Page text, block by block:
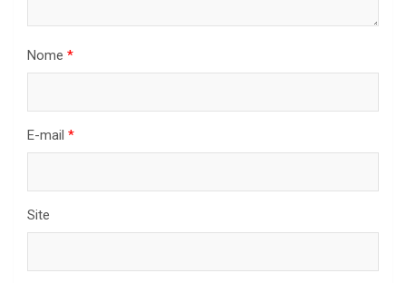
Nome *
E-mail *
Site